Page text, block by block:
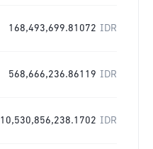
168,493,699.81072 IDR
568,666,236.86119 IDR
10,530,856,238.1702 IDR